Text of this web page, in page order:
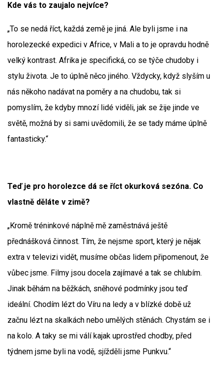
Kde vás to zaujalo nejvíce?
„To se nedá říct, každá země je jiná. Ale byli jsme i na
horolezecké expedici v Africe, v Mali a to je opravdu hodně
velký kontrast. Afrika je specifická, co se týče chudoby i
stylu života. Je to úplně něco jiného. Vždycky, když slyším u
nás někoho nadávat na poměry a na chudobu, tak si
pomyslím, že kdyby mnozí lidé viděli, jak se žije jinde ve
světě, možná by si sami uvědomili, že se tady máme úplně
fantasticky.“
Teď je pro horolezce dá se říct okurková sezóna. Co
vlastně děláte v zimě?
„Kromě tréninkové náplně mě zaměstnává ještě
přednášková činnost. Tím, že nejsme sport, který je nějak
extra v televizi vidět, musíme občas lidem připomenout, že
vůbec jsme. Filmy jsou docela zajímavé a tak se chlubím.
Jinak běhám na běžkách, sněhové podmínky jsou teď
ideální. Chodím lézt do Víru na ledy a v blízké době už
začnu lézt na skalkách nebo umělých stěnách. Chystám se i
na kolo. A taky se mi válí kajak uprostřed chodby, před
týdnem jsme byli na vodě, sjížděli jsme Punkvu.“